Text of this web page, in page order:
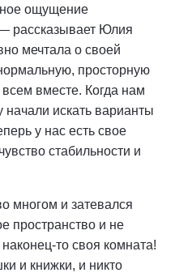
ощущение
рассказывает Юлия
мечтала о своей
просторную
вместе. Когда нам
искать варианты
у нас есть свое
стабильности и
многом и затевался
пространство и не
то своя комната!
и книжки, и никто